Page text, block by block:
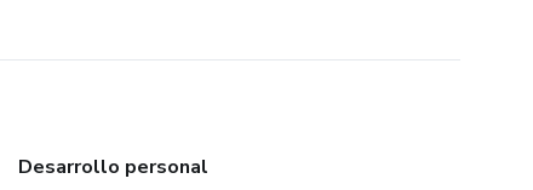
Desarrollo personal